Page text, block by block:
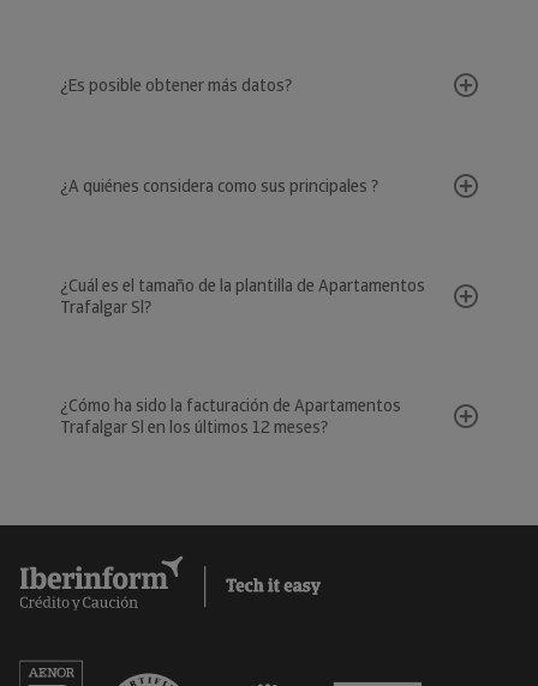
¿Es posible obtener más datos?
¿A quiénes considera como sus principales ?
¿Cuál es el tamaño de la plantilla de Apartamentos
Trafalgar Sl?
¿Cómo ha sido la facturación de Apartamentos
Trafalgar Sl en los últimos 12 meses?